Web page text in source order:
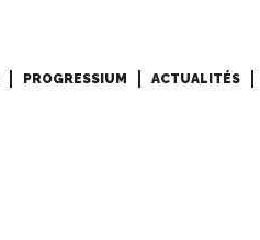
PROGRESSIUM ACTUALITÉS